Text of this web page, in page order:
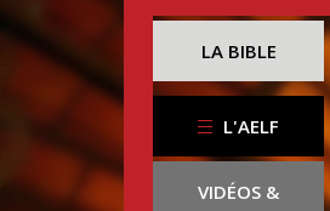
LA BIBLE
L'AELF
VIDÉOS &